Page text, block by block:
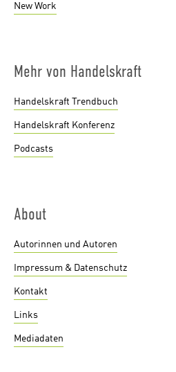
New Work
Mehr von Handelskraft
Handelskraft Trendbuch
Handelskraft Konferenz
Podcasts
About
Autorinnen und Autoren
Impressum & Datenschutz
Kontakt
Links
Mediadaten